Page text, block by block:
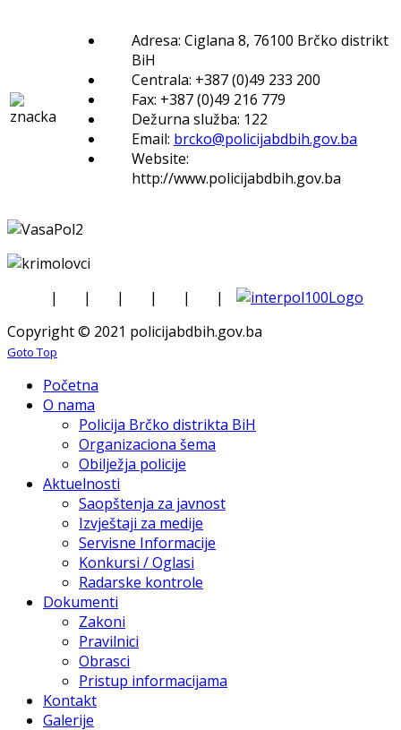
Adresa: Ciglana 8, 76100 Brčko distrikt
BiH
Centrala: +387 (0)49 233 200
Fax: +387 (0)49 216 779
Dežurna služba: 122
Email: brcko@policijabdbih.gov.ba
Website:
http://www.policijabdbih.gov.ba
| | | | |
|
Copyright © 2021 policijabdbih.gov.ba
Goto Top
Početna
O nama
Policija Brčko distrikta BiH
Organizaciona šema
Obilježja policije
Aktuelnosti
Saopštenja za javnost
Izvještaji za medije
Servisne Informacije
Konkursi / Oglasi
Radarske kontrole
Dokumenti
Zakoni
Pravilnici
Obrasci
Pristup informacijama
Kontakt
Galerije